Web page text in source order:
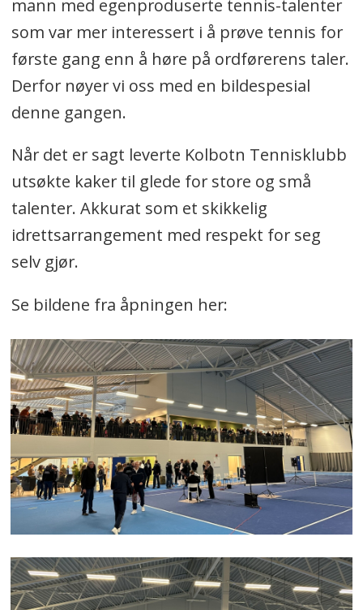
mann med egenproduserte tennis-talenter
som var mer interessert i å prøve tennis for
første gang enn å høre på ordførerens taler.
Derfor nøyer vi oss med en bildespesial
denne gangen.
Når det er sagt leverte Kolbotn Tennisklubb
utsøkte kaker til glede for store og små
talenter. Akkurat som et skikkelig
idrettsarrangement med respekt for seg
selv gjør.
Se bildene fra åpningen her: